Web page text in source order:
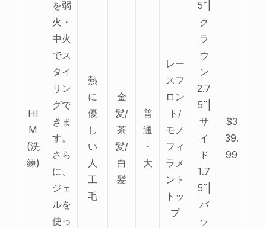
HI
M
(洗
練)
を弱
火・
中火
でス
タイ
リン
グで
きま
す。
さら
に、
ジェ
ルを
使っ
熱
に
優
し
い
人
工
毛
金
髪/
茶
髪/
白
髪
普
通
・
大
レー
スフ
ロン
ト/
モノ
フィ
ラメ
ント
トッ
プ
5˝|
ク
ラ
ウ
ン
2.7
5˝|
サ
イ
ド
1.7
5˝|
バ
ッ
$3
39.
99